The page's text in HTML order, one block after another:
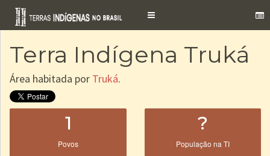
Toggle
Terra Indígena Truká
Área habitada por Truká.
1
Povos
?
População na TI